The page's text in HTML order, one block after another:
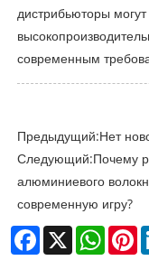
дистрибьюторы могут
современным
Предыдущий:Нет
Следующий:Почему
алюминиевого
современную игру?
Facebook
X